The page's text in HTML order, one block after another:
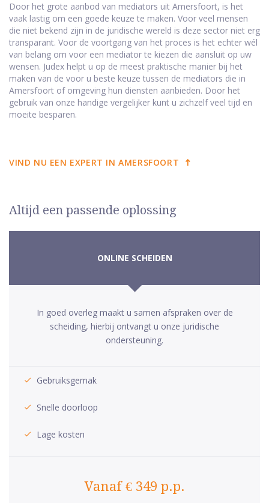
Door het grote aanbod van mediators uit Amersfoort, is het
vaak lastig om een goede keuze te maken. Voor veel mensen
die niet bekend zijn in de juridische wereld is deze sector niet erg
transparant. Voor de voortgang van het proces is het echter wél
van belang om voor een mediator te kiezen die aansluit op uw
wensen. Judex helpt u op de meest praktische manier bij het
maken van de voor u beste keuze tussen de mediators die in
Amersfoort of omgeving hun diensten aanbieden. Door het
gebruik van onze handige vergelijker kunt u zichzelf veel tijd en
moeite besparen.
VIND NU EEN EXPERT IN AMERSFOORT
Altijd een passende oplossing
ONLINE SCHEIDEN
In goed overleg maakt u samen afspraken over de
scheiding, hierbij ontvangt u onze juridische
ondersteuning.
Gebruiksgemak
Snelle doorloop
Lage kosten
Vanaf € 349 p.p.